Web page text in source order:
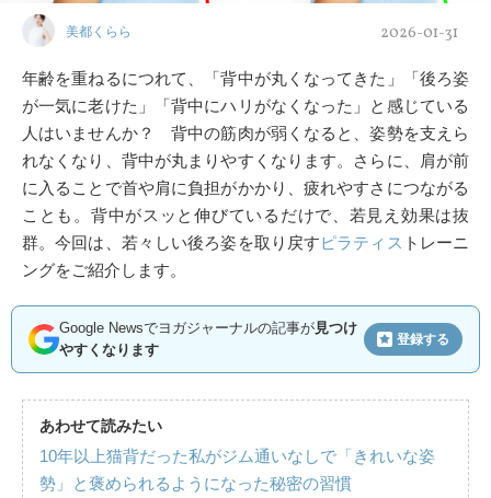
美都くらら 2026-01-31
年齢を重ねるにつれて、「背中が丸くなってきた」「後ろ姿
が一気に老けた」「背中にハリがなくなった」と感じている
人はいませんか？ 背中の筋肉が弱くなると、姿勢を支えら
れなくなり、背中が丸まりやすくなります。さらに、肩が前
に入ることで首や肩に負担がかかり、疲れやすさにつながる
ことも。背中がスッと伸びているだけで、若見え効果は抜
群。今回は、若々しい後ろ姿を取り戻すピラティス トレーニ
ングをご紹介します。
Google Newsでヨガジャーナルの記事が見つけ
やすくなります
登録する
あわせて読みたい
10年以上猫背だった私がジム通いなしで「きれいな姿
勢」と褒められるようになった秘密の習慣